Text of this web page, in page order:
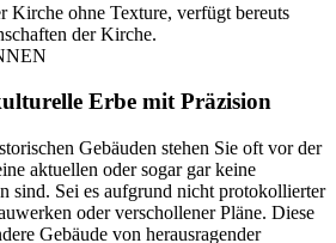
Kirche ohne Texture, verfügt bereuts
der Kirche.
Erbe mit Präzision
Gebäuden stehen Sie oft vor der
aktuellen oder sogar gar keine
sind. Sei es aufgrund nicht protokollierter
oder verschollener Pläne. Diese
Gebäude von herausragender